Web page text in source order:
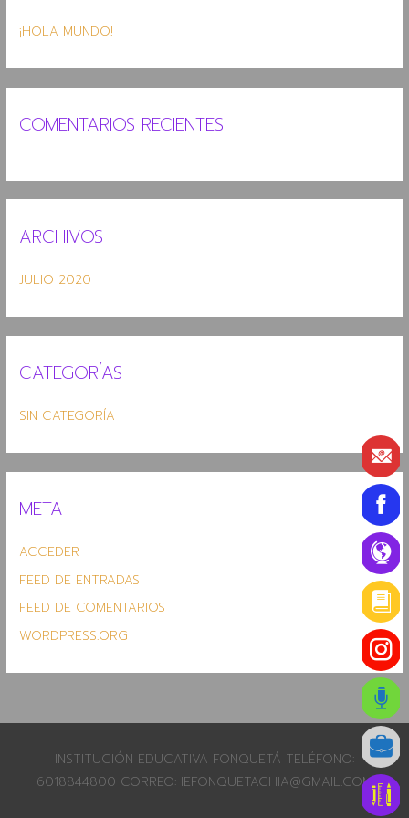
P
R
¡HOLA MUNDO!
COMENTARIOS RECIENTES
ARCHIVOS
JULIO 2020
CATEGORÍAS
SIN CATEGORÍA
META
ACCEDER
FEED DE ENTRADAS
FEED DE COMENTARIOS
WORDPRESS.ORG
INSTITUCIÓN EDUCATIVA FONQUETÁ TELÉFONO:
6018844800 CORREO: IEFONQUETACHIA@GMAIL.COM